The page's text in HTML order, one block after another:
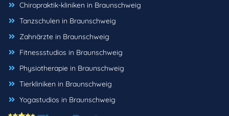
Chiropraktik-kliniken in Braunschweig
Tanzschulen in Braunschweig
Zahnärzte in Braunschweig
Fitnessstudios in Braunschweig
Physiotherapie in Braunschweig
Tierkliniken in Braunschweig
Yogastudios in Braunschweig